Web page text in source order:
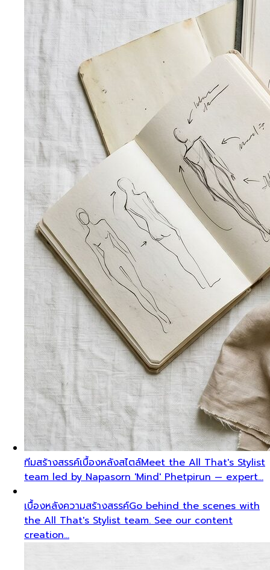
ทีมสร้างสรรค์เบื้องหลังสไตล์Meet the All That's Stylist
team led by Napasorn 'Mind' Phetpirun — expert…